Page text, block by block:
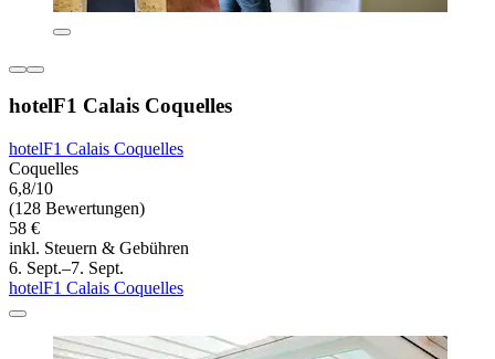
hotelF1 Calais Coquelles
hotelF1 Calais Coquelles
Coquelles
6,8/10
(128 Bewertungen)
58 €
inkl. Steuern & Gebühren
6. Sept.–7. Sept.
hotelF1 Calais Coquelles